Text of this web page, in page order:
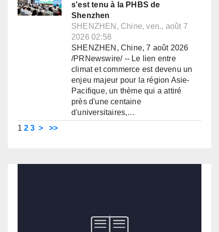
s'est tenu à la PHBS de
Shenzhen
SHENZHEN, Chine, ven., août 7
2026 02:58
SHENZHEN, Chine, 7 août 2026
/PRNewswire/ -- Le lien entre
climat et commerce est devenu un
enjeu majeur pour la région Asie-
Pacifique, un thème qui a attiré
près d'une centaine
d'universitaires,…
1 2 3 > >>